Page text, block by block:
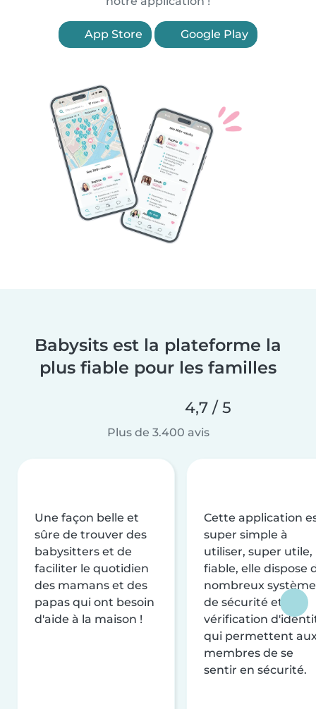
App Store Google Play
Babysits est la plateforme la
plus fiable pour les familles
4,7 / 5
Plus de 3.400 avis
Une façon belle et
sûre de trouver des
babysitters et de
faciliter le quotidien
des mamans et des
papas qui ont besoin
d'aide à la maison !
Cette application
super simple à
utiliser, super utile,
fiable, elle dispose
nombreux
de sécurité et de
vérification
qui permettent
membres de se
sentir en sécurité.